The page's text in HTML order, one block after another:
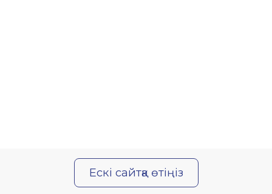
Ескі сайтқа өтіңіз